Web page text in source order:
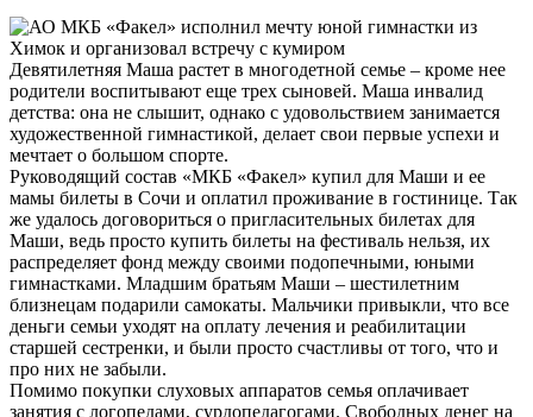
Девятилетняя Маша растет в многодетной семье – кроме нее
родители воспитывают еще трех сыновей. Маша инвалид
детства: она не слышит, однако с удовольствием занимается
художественной гимнастикой, делает свои первые успехи и
мечтает о большом спорте.
Руководящий состав «МКБ «Факел» купил для Маши и ее
мамы билеты в Сочи и оплатил проживание в гостинице. Так
же удалось договориться о пригласительных билетах для
Маши, ведь просто купить билеты на фестиваль нельзя, их
распределяет фонд между своими подопечными, юными
гимнастками. Младшим братьям Маши – шестилетним
близнецам подарили самокаты. Мальчики привыкли, что все
деньги семьи уходят на оплату лечения и реабилитации
старшей сестренки, и были просто счастливы от того, что и
про них не забыли.
Помимо покупки слуховых аппаратов семья оплачивает
занятия с логопедами, сурдопедагогами. Свободных денег на